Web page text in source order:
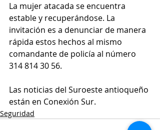
La mujer atacada se encuentra
estable y recuperándose. La
invitación es a denunciar de manera
rápida estos hechos al mismo
comandante de policía al número
314 814 30 56.
Las noticias del Suroeste antioqueño
están en Conexión Sur.
Seguridad